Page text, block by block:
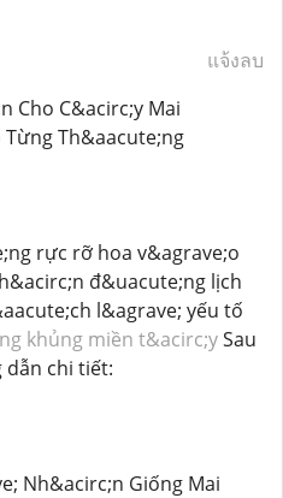
แจ้งลบ
Cho C&acirc;y Mai
Từng Th&aacute;ng
rực rỡ hoa v&agrave;o
đ&uacute;ng lịch
l&agrave; yếu tố
khủng miền t&acirc;ySau
dẫn chi tiết:
Nh&acirc;n Giống Mai